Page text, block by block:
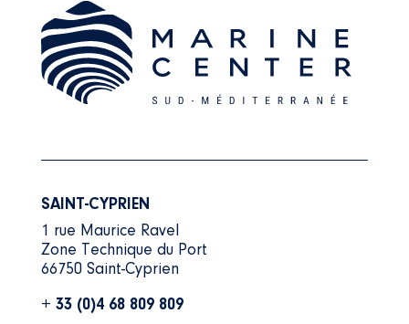
SAINT-CYPRIEN
1 rue Maurice Ravel
Zone Technique du Port
66750 Saint-Cyprien
+ 33 (0)4 68 809 809